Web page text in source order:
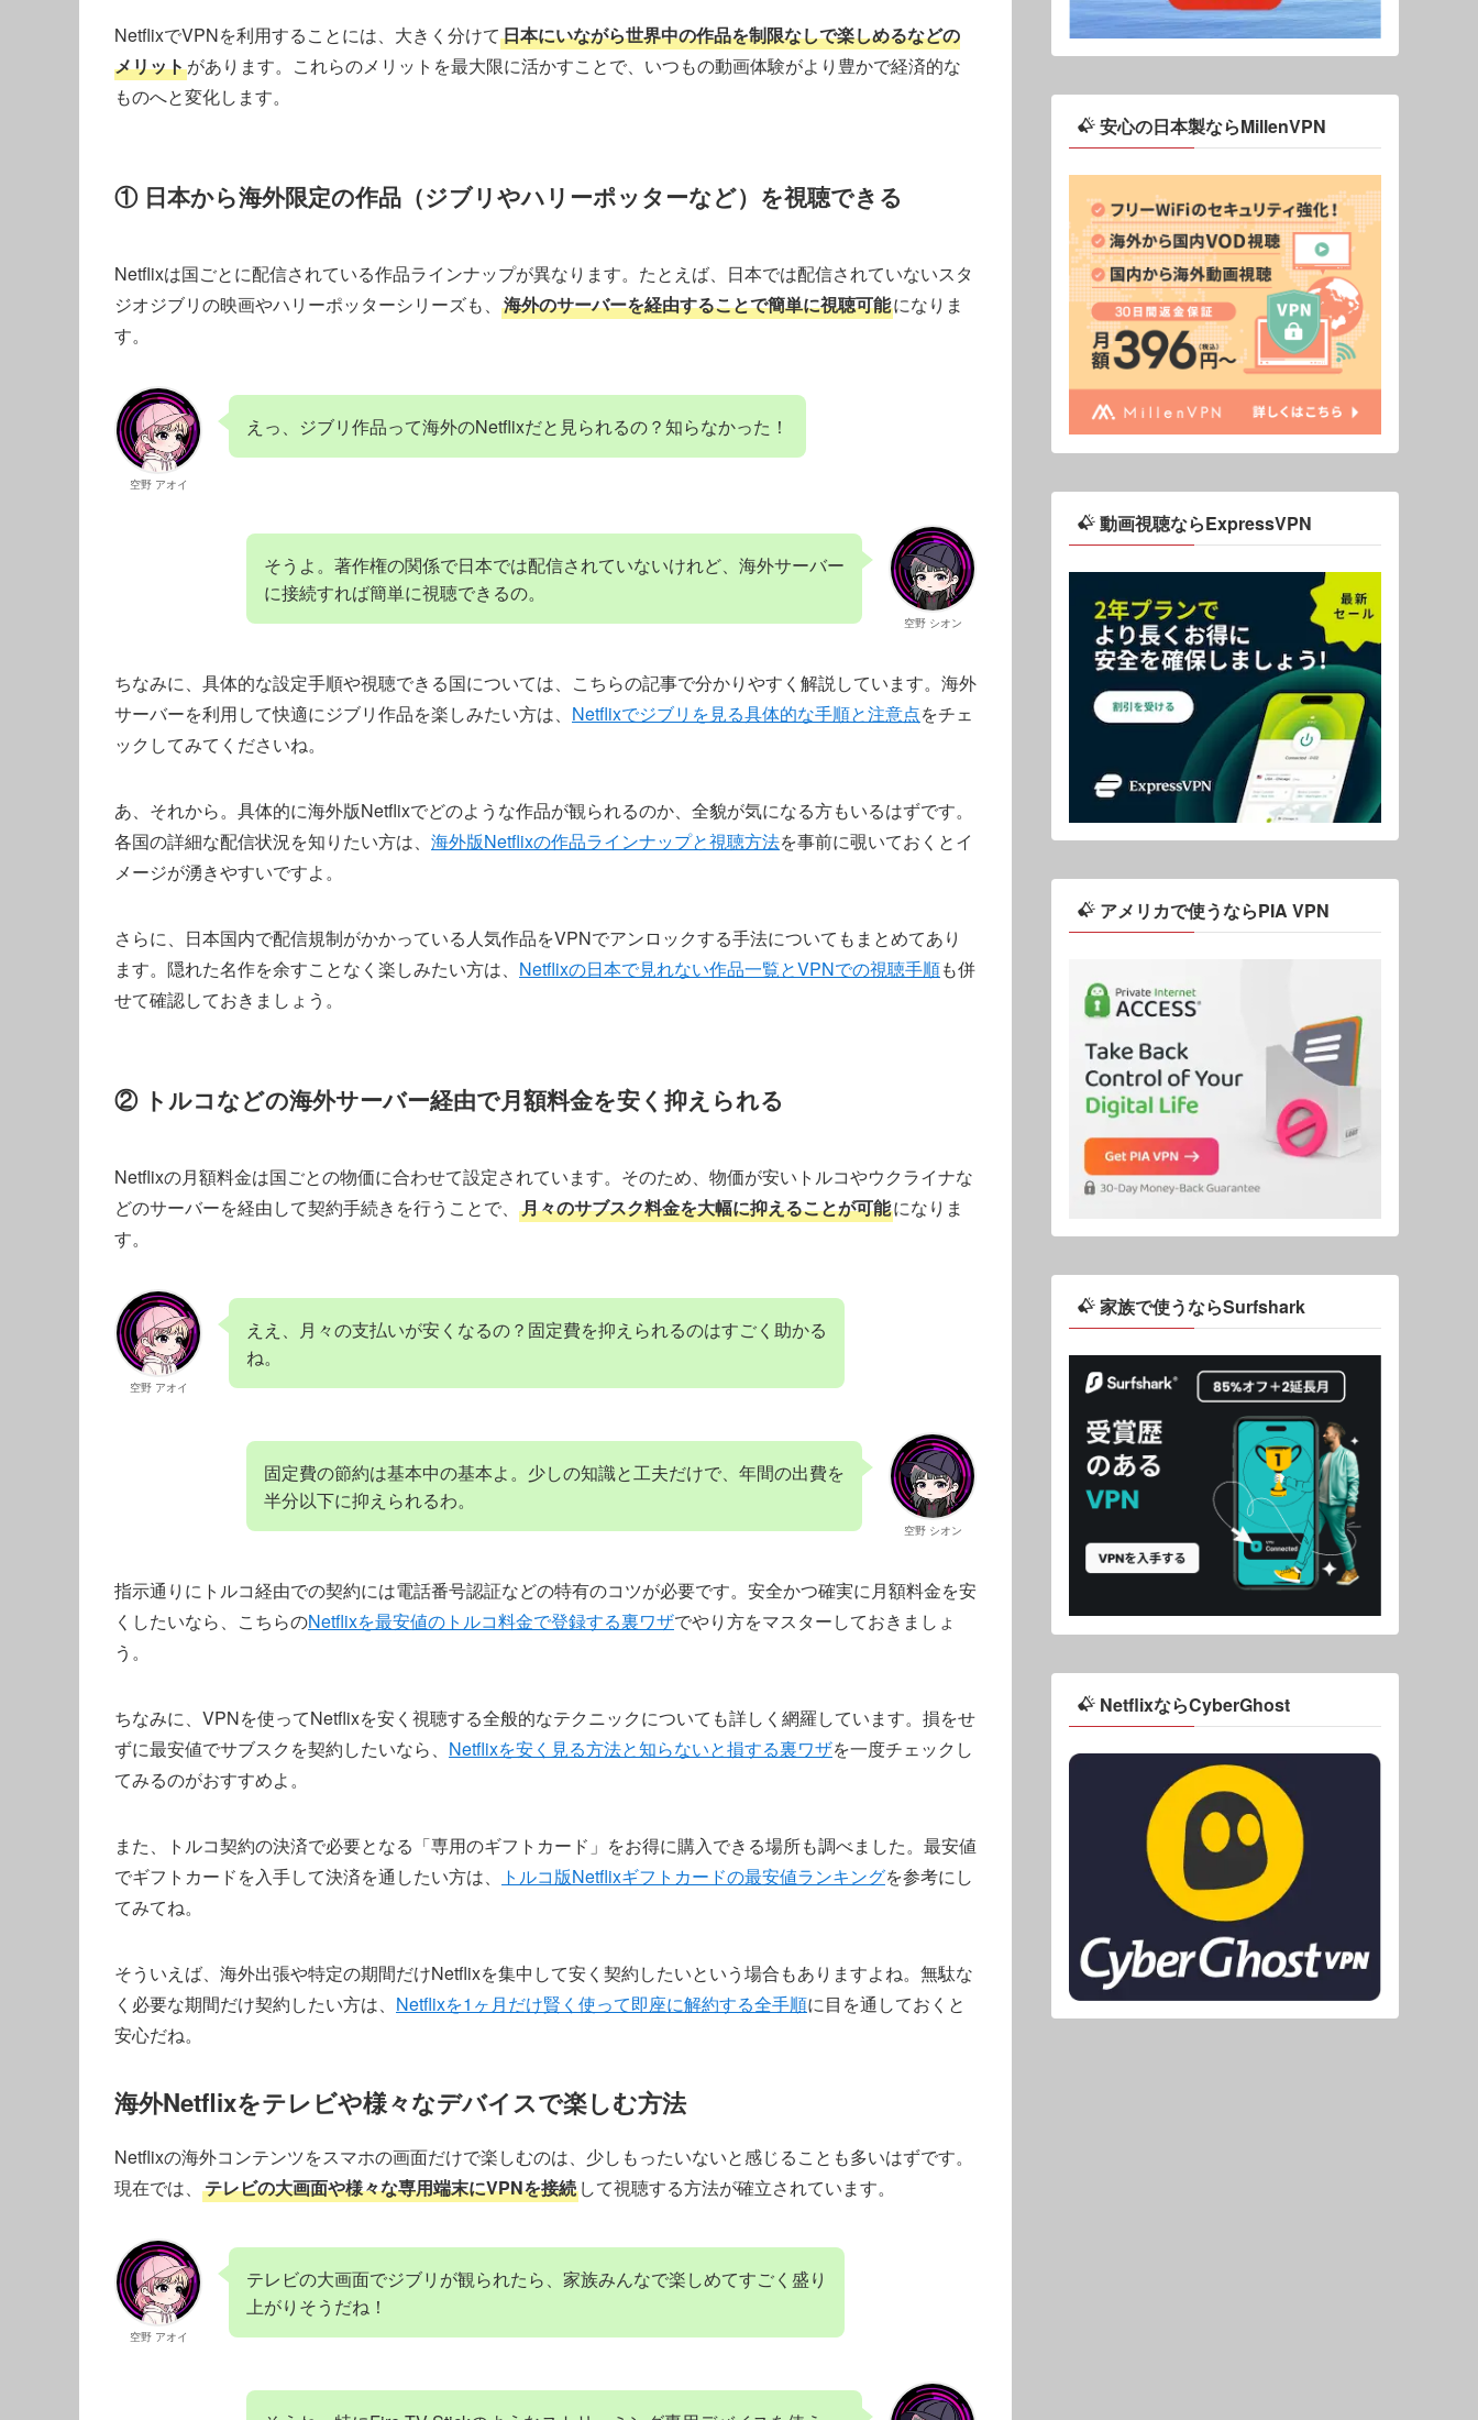
NetflixでVPNを利用することには、大きく分けて日本にいながら世界中の作品を制限なしで楽しめるなどの
メリットがあります。これらのメリットを最大限に活かすことで、いつもの動画体験がより豊かで経済的な
ものへと変化します。
① 日本から海外限定の作品（ジブリやハリーポッターなど）を視聴できる
Netflixは国ごとに配信されている作品ラインナップが異なります。たとえば、日本では配信されていないスタ
ジオジブリの映画やハリーポッターシリーズも、 海外のサーバーを経由することで簡単に視聴可能になりま
す。
空野 アオイ
えっ、ジブリ作品って海外のNetflixだと見られるの？知らなかった！
空野 シオン
そうよ。著作権の関係で日本では配信されていないけれど、海外サーバー
に接続すれば簡単に視聴できるの。
ちなみに、具体的な設定手順や視聴できる国については、こちらの記事で分かりやすく解説しています。海外
サーバーを利用して快適にジブリ作品を楽しみたい方は、 Netflixでジブリを見る具体的な手順と注意点をチェ
ックしてみてくださいね。
あ、それから。具体的に海外版Netflixでどのような作品が観られるのか、全貌が気になる方もいるはずです。
各国の詳細な配信状況を知りたい方は、 海外版Netflixの作品ラインナップと視聴方法を事前に覗いておくとイ
メージが湧きやすいですよ。
さらに、日本国内で配信規制がかかっている人気作品をVPNでアンロックする手法についてもまとめてあり
ます。隠れた名作を余すことなく楽しみたい方は、 Netflixの日本で見れない作品一覧とVPNでの視聴手順も併
せて確認しておきましょう。
② トルコなどの海外サーバー経由で月額料金を安く抑えられる
Netflixの月額料金は国ごとの物価に合わせて設定されています。そのため、物価が安いトルコやウクライナな
どのサーバーを経由して契約手続きを行うことで、 月々のサブスク料金を大幅に抑えることが可能になりま
す。
空野 アオイ
ええ、月々の支払いが安くなるの？固定費を抑えられるのはすごく助かる
ね。
空野 シオン
固定費の節約は基本中の基本よ。少しの知識と工夫だけで、年間の出費を
半分以下に抑えられるわ。
指示通りにトルコ経由での契約には電話番号認証などの特有のコツが必要です。安全かつ確実に月額料金を安
くしたいなら、こちらのNetflixを最安値のトルコ料金で登録する裏ワザでやり方をマスターしておきましょ
う。
ちなみに、VPNを使ってNetflixを安く視聴する全般的なテクニックについても詳しく網羅しています。損をせ
ずに最安値でサブスクを契約したいなら、 Netflixを安く見る方法と知らないと損する裏ワザを一度チェックし
てみるのがおすすめよ。
また、トルコ契約の決済で必要となる「専用のギフトカード」をお得に購入できる場所も調べました。最安値
でギフトカードを入手して決済を通したい方は、
トルコ版Netflixギフトカードの最安値ランキングを参考にし
てみてね。
そういえば、海外出張や特定の期間だけNetflixを集中して安く契約したいという場合もありますよね。無駄な
く必要な期間だけ契約したい方は、 Netflixを1ヶ月だけ賢く使って即座に解約する全手順に目を通しておくと
安心だね。
海外Netflixをテレビや様々なデバイスで楽しむ方法
Netflixの海外コンテンツをスマホの画面だけで楽しむのは、少しもったいないと感じることも多いはずです。
現在では、 テレビの大画面や様々な専用端末にVPNを接続 して視聴する方法が確立されています。
空野 アオイ
テレビの大画面でジブリが観られたら、家族みんなで楽しめてすごく盛り
上がりそうだね！
安心の日本製ならMillenVPN
動画視聴ならExpressVPN
アメリカで使うならPIA VPN
家族で使うならSurfshark
NetflixならCyberGhost